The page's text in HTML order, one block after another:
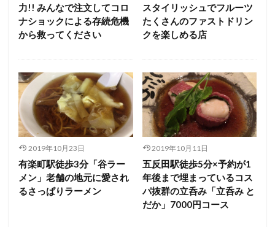
力!! みんなで注文してコロ
ナショックによる存続危機
から救ってください
スタイリッシュでフルーツ
たくさんのファストドリン
クを楽しめる店
2019年10月23日
有楽町駅徒歩3分「谷ラー
メン」老舗の地元に愛され
るさっぱりラーメン
2019年10月11日
五反田駅徒歩5分×予約が1
年後まで埋まっているコス
パ抜群の立呑み「立呑み と
だか」7000円コース